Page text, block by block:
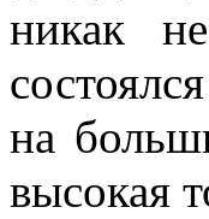
никак
на
высокая